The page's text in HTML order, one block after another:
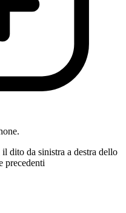
dito da sinistra a destra dello
precedenti